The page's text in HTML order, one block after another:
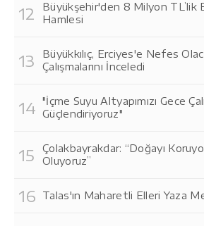
Büyükşehir'den 8 Milyon TL’lik
Hamlesi
Büyükkılıç, Erciyes'e Nefes
Çalışmalarını İnceledi
"İçme Suyu Altyapımızı Gece
Güçlendiriyoruz"
Çolakbayrakdar: “Doğayı
Oluyoruz”
Talas'ın Maharetli Elleri Yaza